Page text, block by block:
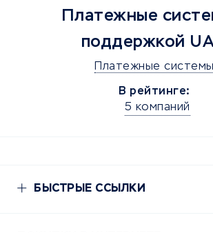
Платежные
поддержкой
Платежные системы
В рейтинге:
5 компаний
БЫСТРЫЕ ССЫЛКИ